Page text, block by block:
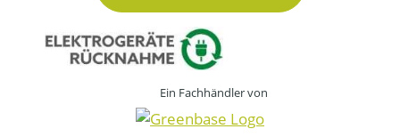
Ein Fachhändler von